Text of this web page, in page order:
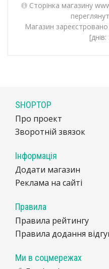
Сторінка магазину
Магазин
SHOPTOP
Про проект
Зворотній звязок
Інформація
Додати магазин
Реклама на сайті
Правила
Правила рейтингу
Правила додання
Ми в соцмережах